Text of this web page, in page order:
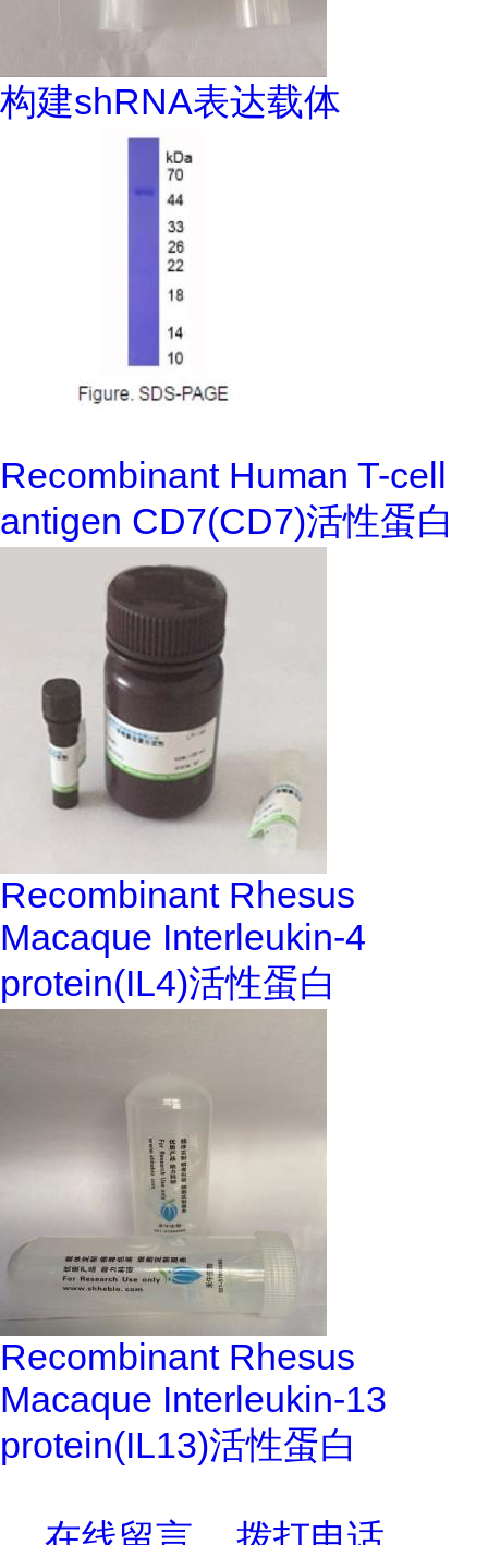
构建shRNA表达载体
Recombinant Human T-cell
antigen CD7(CD7)活性蛋白
Recombinant Rhesus
Macaque Interleukin-4
protein(IL4)活性蛋白
Recombinant Rhesus
Macaque Interleukin-13
protein(IL13)活性蛋白